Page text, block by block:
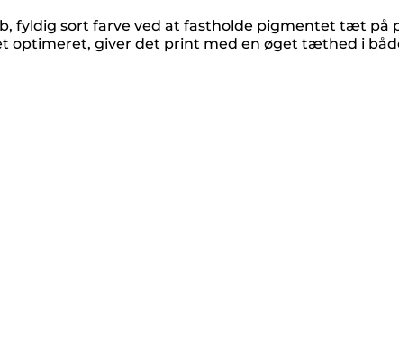
fyldig sort farve ved at fastholde pigmentet tæt på
giver det print med en øget tæthed i